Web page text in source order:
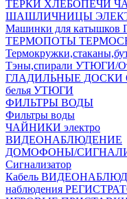
ТЕРКИ ХЛЕБОПЕЧИ
ШАШЛИЧНИЦЫ
Машинки для катышков
ТЕРМОПОТЫ
Тэны,спирали УТЮГИ/
ГЛАДИЛЬНЫЕ ДОСКИ
белья УТЮГИ
ФИЛЬТРЫ ВОДЫ
Фильтры воды
ЧАЙНИКИ электро
ВИДЕОНАБЛЮДЕНИЕ
ДОМОФОНЫ/
Сигнализатор
Кабель
наблюдения